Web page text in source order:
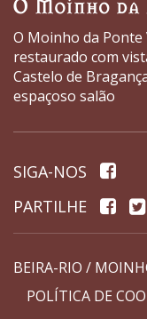
O Moinho da Ponte
restaurado com
Castelo de
espaçoso salão
SIGA-NOS
PARTILHE
BEIRA-RIO /
POLÍTICA DE